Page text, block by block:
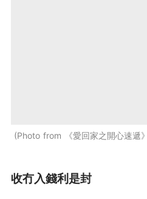
Photo from 《愛回家之開心速遞
收冇入錢利是封